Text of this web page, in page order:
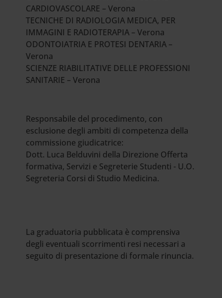
CARDIOVASCOLARE – Verona
TECNICHE DI RADIOLOGIA MEDICA, PER
IMMAGINI E RADIOTERAPIA – Verona
ODONTOIATRIA E PROTESI DENTARIA –
Verona
SCIENZE RIABILITATIVE DELLE PROFESSIONI
SANITARIE – Verona
Responsabile del procedimento, con
esclusione degli ambiti di competenza della
commissione giudicatrice:
Dott. Luca Belduvini della Direzione Offerta
formativa, Servizi e Segreterie Studenti - U.O.
Segreteria Corsi di Studio Medicina.
La graduatoria pubblicata è comprensiva
degli eventuali scorrimenti resi necessari a
seguito di presentazione di formale rinuncia.